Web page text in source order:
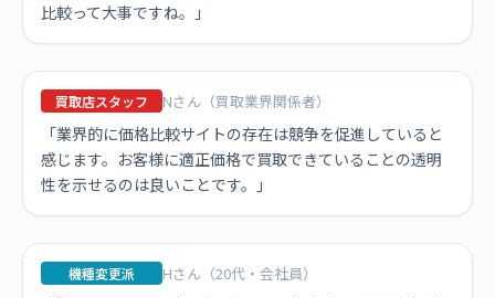
比較って大事ですね。」
買取店スタッフ Nさん（買取業界関係者）
「業界的に価格比較サイトの存在は競争を促進していると
感じます。お客様に適正価格で買取できていることの透明
性を示せるのは良いことです。」
機種変更派 Hさん（20代・会社員）